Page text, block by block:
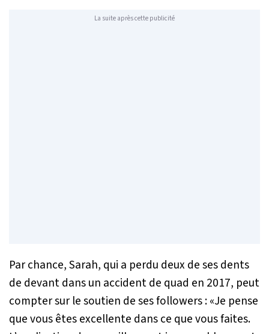
La suite après cette publicité
Par chance, Sarah, qui a perdu deux de ses dents
de devant dans un accident de quad en 2017, peut
compter sur le soutien de ses followers : «Je pense
que vous êtes excellente dans ce que vous faites.